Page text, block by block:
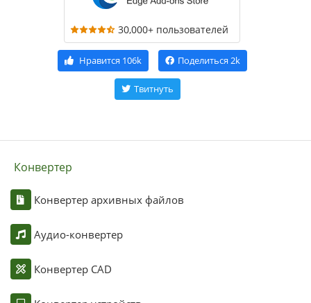
30,000+ пользователей
Нравится 106k Поделиться 2k
Твитнуть
Конвертер
Конвертер архивных файлов
Аудио-конвертер
Конвертер CAD